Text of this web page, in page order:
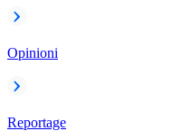
Opinioni
Reportage